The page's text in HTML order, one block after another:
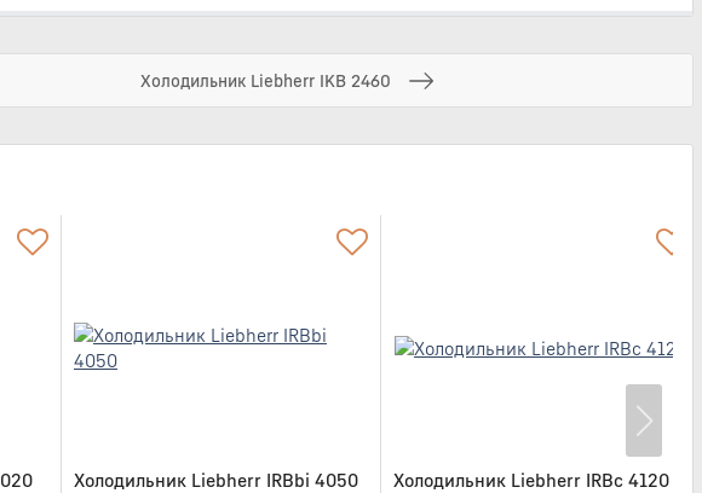
Холодильник Liebherr IKB 2460
Холодильник Liebherr IRBbi 4050 Холодильник Liebherr IRBc 4120